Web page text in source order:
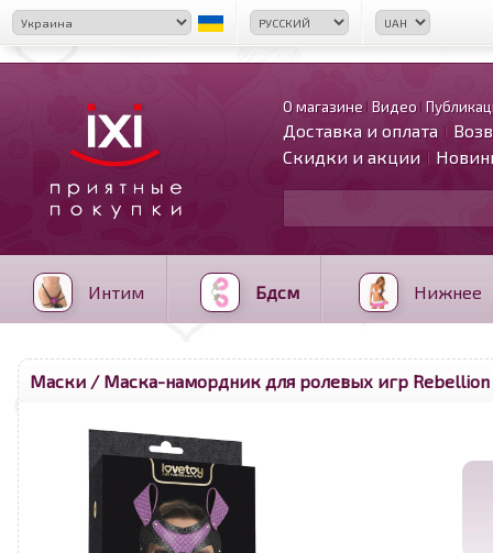
О магазине Видео
Доставка и оплата
Скидки и акции
Интим Бдсм Нижнее
Маски / Маска-намордник для ролевых игр Rebellion